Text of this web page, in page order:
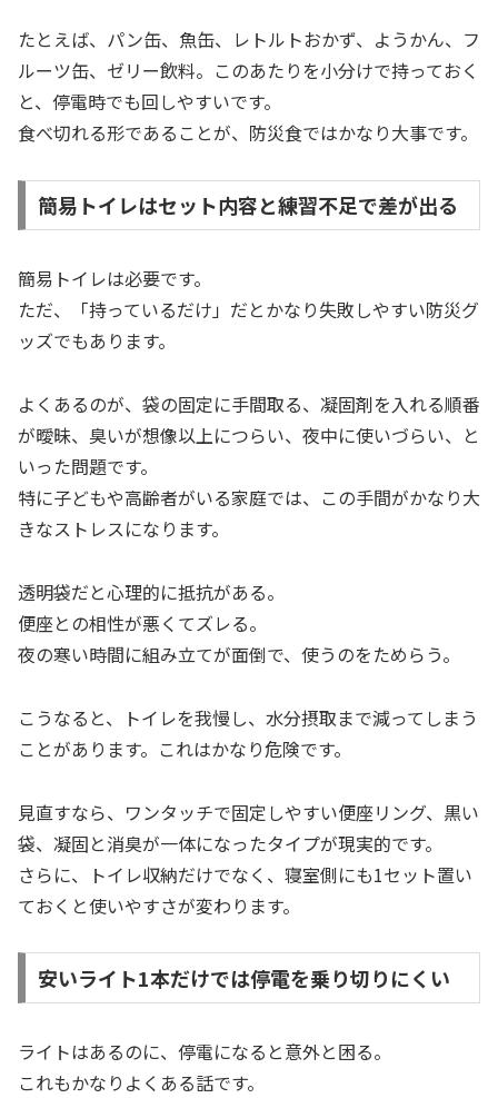
たとえば、パン缶、魚缶、レトルトおかず、ようかん、フ
ルーツ缶、ゼリー飲料。このあたりを小分けで持っておく
と、停電時でも回しやすいです。
食べ切れる形であることが、防災食ではかなり大事です。
簡易トイレはセット内容と練習不足で差が出る
簡易トイレは必要です。
ただ、「持っているだけ」だとかなり失敗しやすい防災グ
ッズでもあります。
よくあるのが、袋の固定に手間取る、凝固剤を入れる順番
が曖昧、臭いが想像以上につらい、夜中に使いづらい、と
いった問題です。
特に子どもや高齢者がいる家庭では、この手間がかなり大
きなストレスになります。
透明袋だと心理的に抵抗がある。
便座との相性が悪くてズレる。
夜の寒い時間に組み立てが面倒で、使うのをためらう。
こうなると、トイレを我慢し、水分摂取まで減ってしまう
ことがあります。これはかなり危険です。
見直すなら、ワンタッチで固定しやすい便座リング、黒い
袋、凝固と消臭が一体になったタイプが現実的です。
さらに、トイレ収納だけでなく、寝室側にも1セット置い
ておくと使いやすさが変わります。
安いライト1本だけでは停電を乗り切りにくい
ライトはあるのに、停電になると意外と困る。
これもかなりよくある話です。